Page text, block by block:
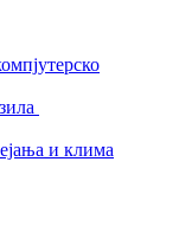
и клима